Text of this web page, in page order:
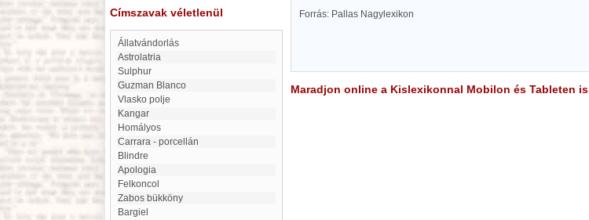
Címszavak véletlenül
Állatvándorlás
Astrolatria
Sulphur
Guzman Blanco
Vlasko polje
Kangar
Homályos
Carrara - porcellán
blindre
Apologia
Felkoncol
Zabos bükköny
Bargiel
Forrás: Pallas Nagylexikon
Maradjon online a Kislexikonnal Mobilon és Tableten is